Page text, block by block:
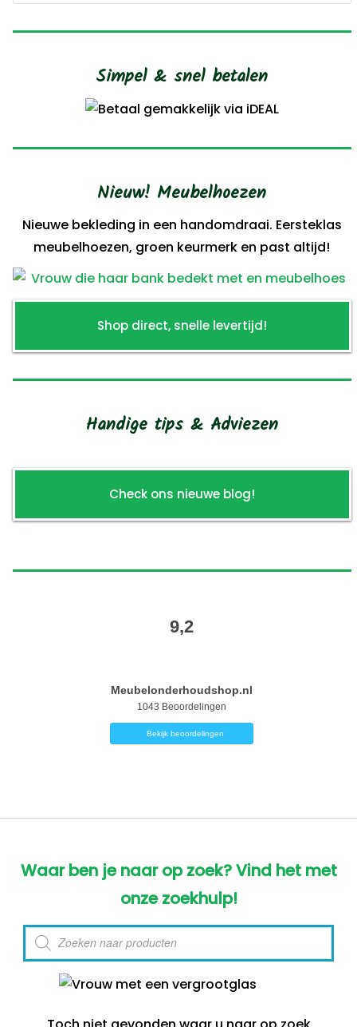
Simpel & snel betalen
Nieuw! Meubelhoezen
Nieuwe bekleding in een handomdraai. Eersteklas
meubelhoezen, groen keurmerk en past altijd!
Shop direct, snelle levertijd!
Handige tips & Adviezen
Check ons nieuwe blog!
9,2
Meubelonderhoudshop.nl
1043 Beoordelingen
Bekijk beoordelingen
Waar ben je naar op zoek? Vind het met
onze zoekhulp!
Producten
zoeken